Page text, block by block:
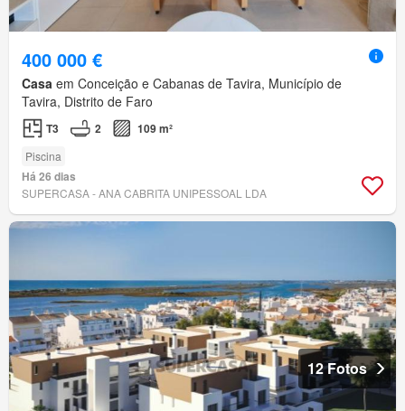
400 000 €
Casa em Conceição e Cabanas de Tavira, Município de
Tavira, Distrito de Faro
T3 2 109 m²
Piscina
Há 26 dias
SUPERCASA - ANA CABRITA UNIPESSOAL LDA
12 Fotos